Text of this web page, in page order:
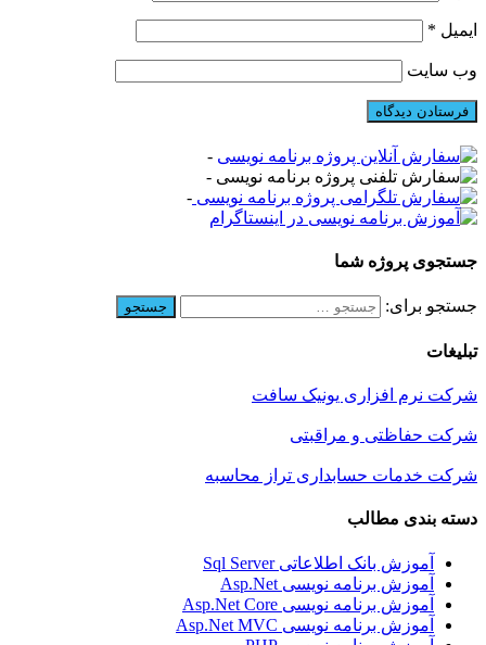
*
سایت
-
-
-
پروژه شما
برای:
نرم افزاری یونیک سافت
حفاظتی و مراقبتی
خدمات حسابداری تراز محاسبه
بندی مطالب
آموزش بانک اطلاعاتی Sql Server
آموزش برنامه نویسی Asp.Net
آموزش برنامه نویسی Asp.Net Core
آموزش برنامه نویسی Asp.Net MVC